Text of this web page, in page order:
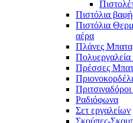
Πιστόλια
Πιστόλια
αέρα
Πλάνες
Πολυεργαλεία
Πρέσσες
Ραδιόφωνα
Σετ εργαλείων
Σκούπες-